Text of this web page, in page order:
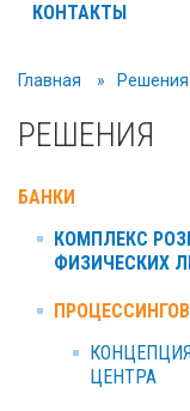
КОНТАКТЫ
Главная Решения
РЕШЕНИЯ
БАНКИ
КОМПЛЕКС
ФИЗИЧЕСКИХ
ЦЕНТРА